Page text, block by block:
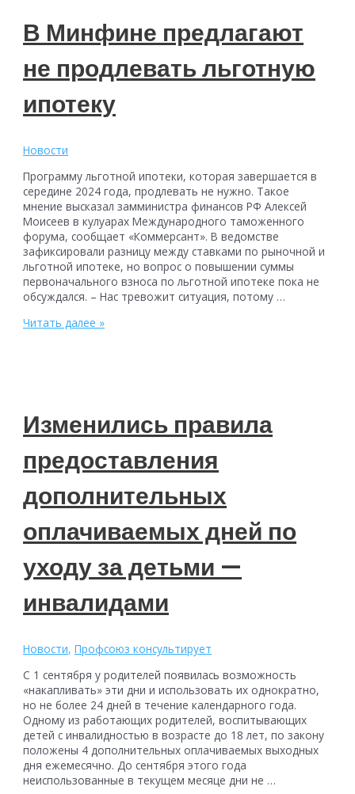
В Минфине предлагают
не продлевать льготную
ипотеку
Новости
Программу льготной ипотеки, которая завершается в
середине 2024 года, продлевать не нужно. Такое
мнение высказал замминистра финансов РФ Алексей
Моисеев в кулуарах Международного таможенного
форума, сообщает «Коммерсант». В ведомстве
зафиксировали разницу между ставками по рыночной и
льготной ипотеке, но вопрос о повышении суммы
первоначального взноса по льготной ипотеке пока не
обсуждался. – Нас тревожит ситуация, потому …
В
Читать далее »
Изменились правила
предоставления
дополнительных
оплачиваемых дней по
уходу за детьми —
инвалидами
Новости,Профсоюз консультирует
С 1 сентября у родителей появилась возможность
«накапливать» эти дни и использовать их однократно,
но не более 24 дней в течение календарного года.
Одному из работающих родителей, воспитывающих
детей с инвалидностью в возрасте до 18 лет, по закону
положены 4 дополнительных оплачиваемых выходных
дня ежемесячно. До сентября этого года
неиспользованные в текущем месяце дни не …